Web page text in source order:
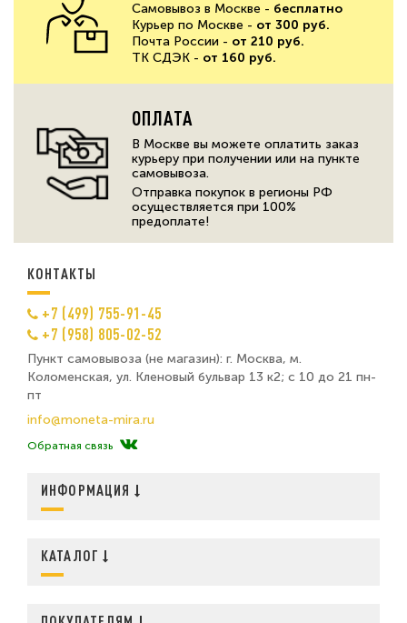
Самовывоз в Москве - бесплатно
Курьер по Москве - от 300 руб.
Почта России - от 210 руб.
ТК СДЭК - от 160 руб.
ОПЛАТА
В Москве вы можете оплатить заказ
курьеру при получении или на пункте
самовывоза.
Отправка покупок в регионы РФ
осуществляется при 100%
предоплате!
КОНТАКТЫ
+7 (499) 755-91-45
+7 (958) 805-02-52
Пункт самовывоза (не магазин): г. Москва, м.
Коломенская, ул. Кленовый бульвар 13 к2; с 10 до 21 пн-
пт
info@moneta-mira.ru
Обратная связь
ИНФОРМАЦИЯ
КАТАЛОГ